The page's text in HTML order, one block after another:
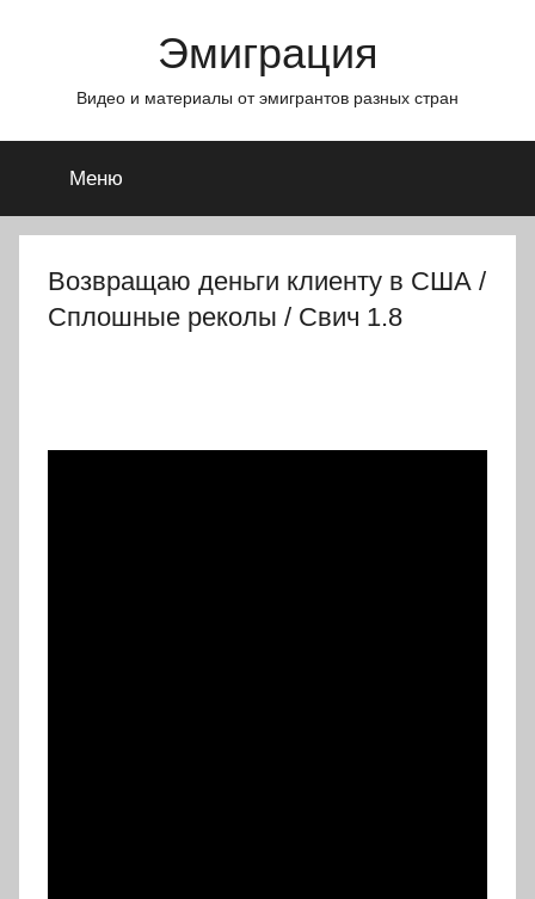
Эмиграция
Видео и материалы от эмигрантов разных стран
Меню
Возвращаю деньги клиенту в США /
Сплошные реколы / Свич 1.8